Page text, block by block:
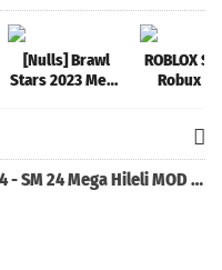
[Nulls] Brawl
Stars 2023 Mega
ROBLOX
Robux
Soccer Manager 2024 - SM 24 Mega Hileli MOD APK indir [v3.0.0]